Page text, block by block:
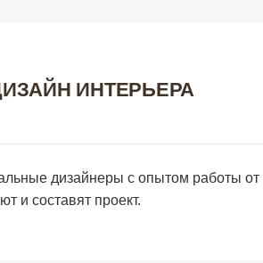
ИНТЕРЬЕРА
дизайнеры с опытом работы от
и составят проект.